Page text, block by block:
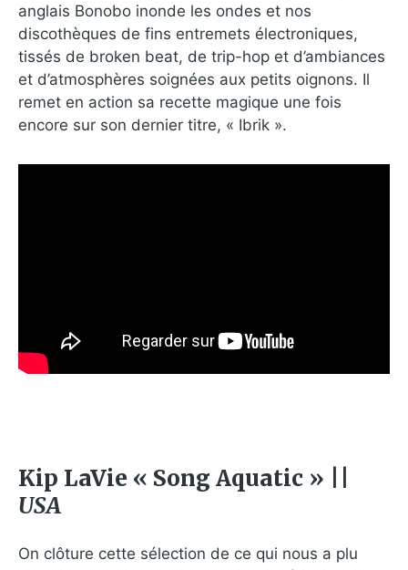
anglais Bonobo inonde les ondes et nos
discothèques de fins entremets électroniques,
tissés de broken beat, de trip-hop et d’ambiances
et d’atmosphères soignées aux petits oignons. Il
remet en action sa recette magique une fois
encore sur son dernier titre, « Ibrik ».
Kip LaVie « Song Aquatic » ||
USA
On clôture cette sélection de ce qui nous a plu